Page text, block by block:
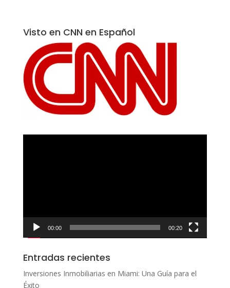
Visto en CNN en Español
00:00 00:20
Entradas recientes
Inversiones Inmobiliarias en Miami: Una Guía para el
Éxito